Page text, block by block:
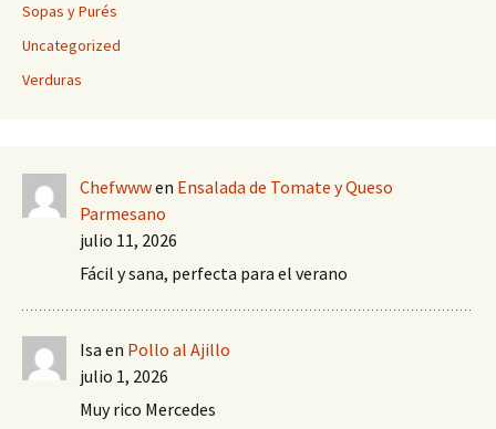
Sopas y Purés
Uncategorized
Verduras
Chefwwwen Ensalada de Tomate y Queso
Parmesano
julio 11, 2026
Fácil y sana, perfecta para el verano
Isa en Pollo al Ajillo
julio 1, 2026
Muy rico Mercedes